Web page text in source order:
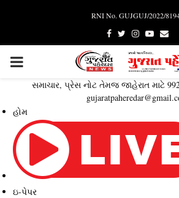
RNI No. GUJGUJ/2022/
Facebook
TwitterInstagram
Youtube
PRIMARY
MENU
સમાચાર, પ્રેસ નોટ તેમજ જાહેરાત માટે
હોમ
ઇ-પેપર